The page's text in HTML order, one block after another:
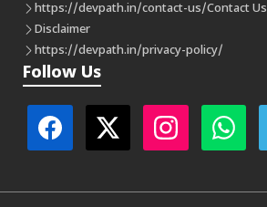
https://devpath.in/contact-us/Contact Us
Disclaimer
https://devpath.in/privacy-policy/
Follow Us